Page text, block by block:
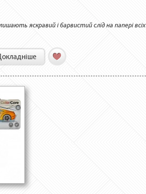
яскравий і барвистий слід на папері всіх